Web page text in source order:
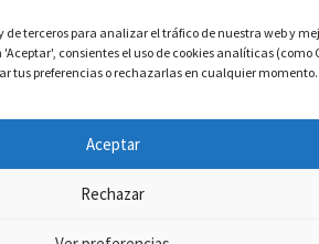
de terceros para analizar el tráfico de nuestra web y
consientes el uso de cookies analíticas (como
tus preferencias o rechazarlas en cualquier momento.
Aceptar
Rechazar